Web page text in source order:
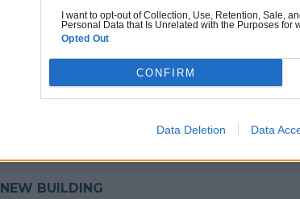
I want to opt-out of Collection, Use, Retention, Sale,
Personal Data that Is Unrelated with the Purposes for
Opted Out
CONFIRM
Data Deletion Data
POLYGONE ENERGIE
Activités :Gros œuvre, Borne de recharge
Pas d'avis pour ce pro.
RGE
NEW BUILDING